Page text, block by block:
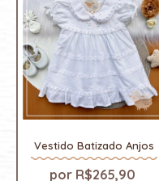
Vestido Batizado Anjos
R$265,90